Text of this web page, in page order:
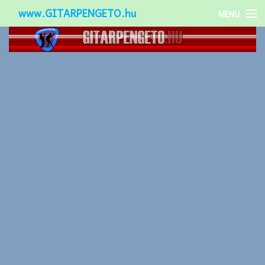
www.GITARPENGETO.hu MENU
Népszerű-